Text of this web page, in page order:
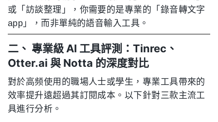
或「訪談整理」，你需要的是專業的「錄音轉文字
app」，而非單純的語音輸入工具。
二、 專業級 AI 工具評測：Tinrec、
Otter.ai 與 Notta 的深度對比
對於高频使用的職場人士或學生，專業工具帶來的
效率提升遠超過其訂閱成本。以下針對三款主流工
具進行分析。